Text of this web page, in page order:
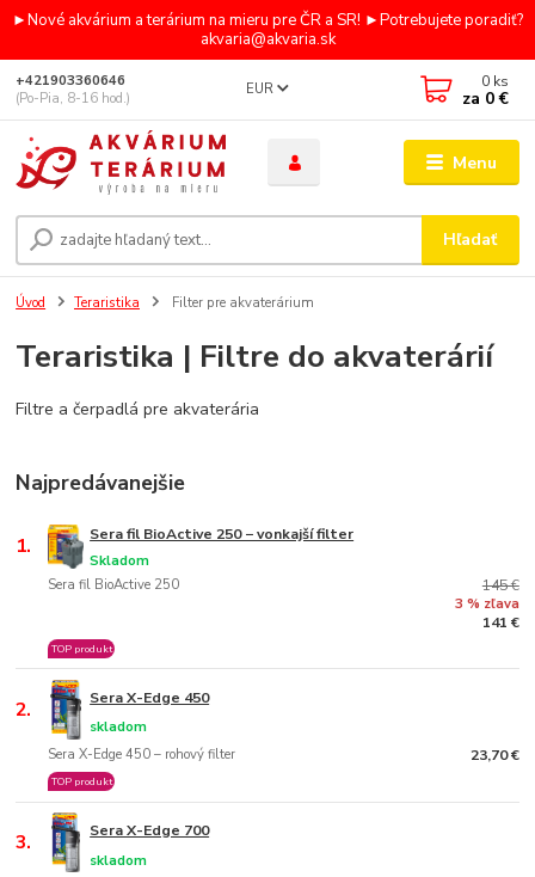
►Nové akvárium a terárium na mieru pre ČR a SR! ►Potrebujete poradiť?
akvaria@akvaria.sk
Menu
EUR
Hľadať
+421903360646
(Po-Pia, 8-16 hod.)
0 ks
za 0 €
Úvod Teraristika Filter pre akvaterárium
Teraristika | Filtre do akvaterárií
Filtre a čerpadlá pre akvaterária
Najpredávanejšie
1. Sera fil BioActive 250 − vonkajší filter
Sera fil BioActive 250
Skladom
TOP produkt
145 €
3 % zľava
141 €
2. Sera X-Edge 450
Sera X-Edge 450 – rohový filter
skladom
TOP produkt
23,70 €
3. Sera X-Edge 700
skladom